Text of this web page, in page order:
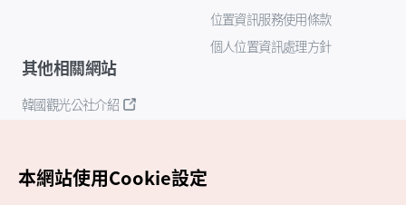
位置資訊服務使用條款
個人位置資訊處理方針
其他相關網站
韓國觀光公社介紹
本網站使用Cookie設定